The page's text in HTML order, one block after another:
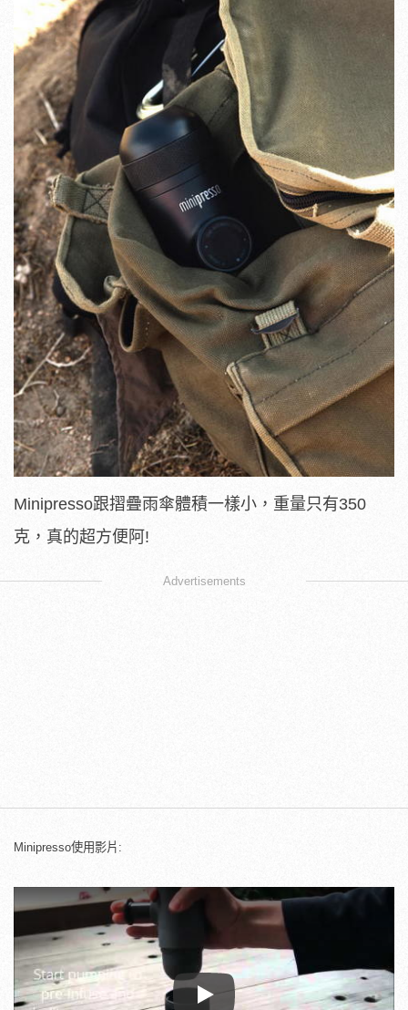
Minipresso跟摺疊雨傘體積一樣小，重量只有350
克，真的超方便阿!
Advertisements
Minipresso使用影片: